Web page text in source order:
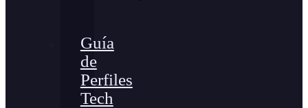
Guía
de
Perfiles
Tech